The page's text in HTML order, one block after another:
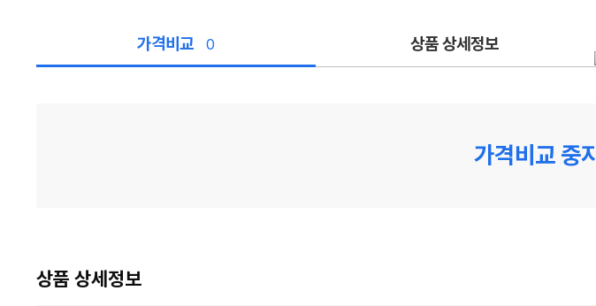
가격비교 0 상품 상세정보
가격비교 중지
상품 상세정보